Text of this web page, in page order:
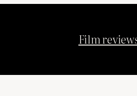
Film